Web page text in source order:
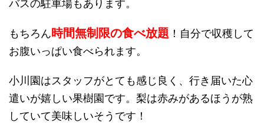
バスの駐車場もあります。
もちろん時間無制限の食べ放題 ！自分で収穫して
お腹いっぱい食べられます。
小川園はスタッフがとても感じ良く、行き届いた心
遣いが嬉しい果樹園です。梨は赤みがあるほうが熟
していて美味しいそうです！